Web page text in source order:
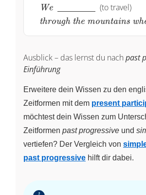
\textit{We}
We
~\underline{\quad
\quad \quad
\quad}~
(to travel)
through the mountains
Ausblick – das lernst du nach past
Einführung
Erweitere dein Wissen zu den
Zeitformen mit dem present
möchtest dein Wissen zum
Zeitformen past progressive und
vertiefen? Der Vergleich von
past progressive hilft dir dabei.